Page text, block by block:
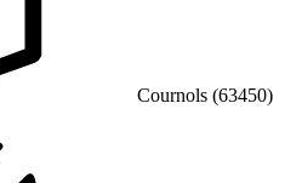
Cournols (63450)